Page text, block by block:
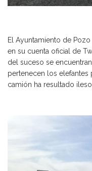
El Ayuntamiento de
en su cuenta oficial de
del suceso se
pertenecen los
camión ha resultado